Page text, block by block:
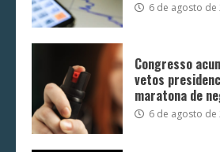
6 de agosto de
Congresso
vetos
maratona de
6 de agosto de